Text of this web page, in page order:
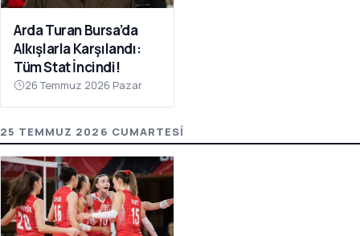
Arda Turan Bursa’da
Alkışlarla Karşılandı:
Tüm Stat İncindi!
26 Temmuz 2026 Pazar
25 TEMMUZ 2026 CUMARTESI